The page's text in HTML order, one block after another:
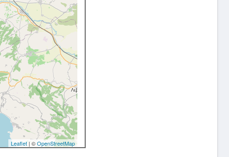
Leaflet| ©OpenStreetMap